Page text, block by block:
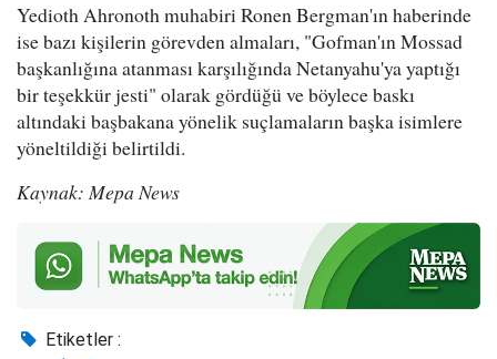
Yedioth Ahronoth muhabiri Ronen Bergman'ın haberinde
ise bazı kişilerin görevden almaları, "Gofman'ın Mossad
başkanlığına atanması karşılığında Netanyahu'ya yaptığı
bir teşekkür jesti" olarak gördüğü ve böylece baskı
altındaki başbakana yönelik suçlamaların başka isimlere
yöneltildiği belirtildi.
Kaynak: Mepa News
Etiketler :